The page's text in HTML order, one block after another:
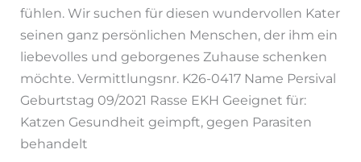
fühlen. Wir suchen für diesen wundervollen Kater
seinen ganz persönlichen Menschen, der ihm ein
liebevolles und geborgenes Zuhause schenken
möchte. Vermittlungsnr. K26-0417 Name Persival
Geburtstag 09/2021 Rasse EKH Geeignet für:
Katzen Gesundheit geimpft, gegen Parasiten
behandelt